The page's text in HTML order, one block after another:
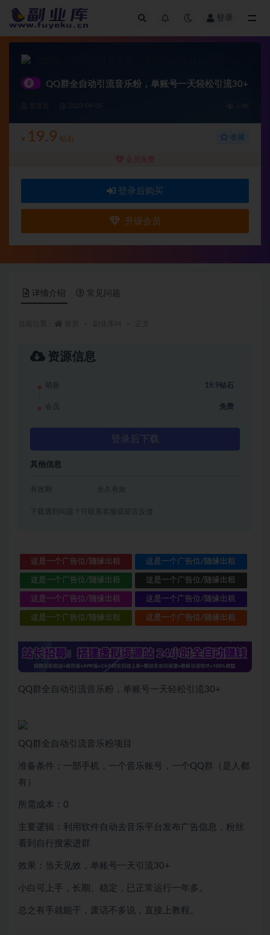
登录
# QQ群全自动引流音乐粉，单账号一天轻松引流30+
¥ 19.9 钻石 收藏
会员免费
登录后购买
升级会员
详情介绍 常见问题
资源信息
萌新 19.9钻石
会员 免费
登录后下载
其他信息
有效期 永久有效
下载遇到问题？可联系客服或留言反馈
这是一个广告位/随缘出租 这是一个广告位/随缘出租
这是一个广告位/随缘出租 这是一个广告位/随缘出租
这是一个广告位/随缘出租 这是一个广告位/随缘出租
这是一个广告位/随缘出租 这是一个广告位/随缘出租
QQ群全自动引流音乐粉，单账号一天轻松引流30+
QQ群全自动引流音乐粉项目
准备条件：一部手机，一个音乐账号，一个QQ群（是人都
有）
所需成本：0
主要逻辑：利用软件自动去音乐平台发布广告信息，粉丝
看到自行搜索进群
效果：当天见效，单账号一天引流30+
小白可上手，长期、稳定，已正常运行一年多。
总之有手就能干，废话不多说，直接上教程。